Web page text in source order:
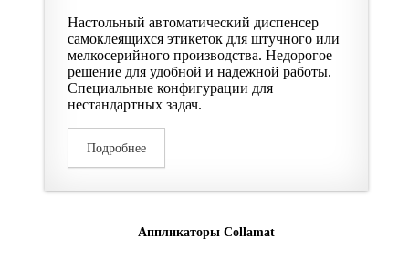
Настольный автоматический диспенсер
самоклеящихся этикеток для штучного или
мелкосерийного производства. Недорогое
решение для удобной и надежной работы.
Специальные конфигурации для
нестандартных задач.
Подробнее
Аппликаторы Collamat